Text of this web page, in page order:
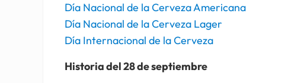
Día Nacional de la Cerveza Americana
Día Nacional de la Cerveza Lager
Día Internacional de la Cerveza
Historia del 28 de septiembre